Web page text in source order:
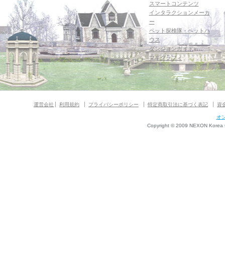
スマートコンテンツ
インタラクションメーカ
ー
ペット探検隊・ペットハ
ウス
ダンジョンガイド
マギグラフィ
運営会社 利用規約 プライバシーポリシー 特定商取引法に基づく表記 資
オ
Copyright © 2009 NEXON Korea